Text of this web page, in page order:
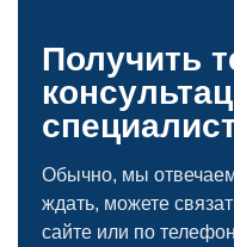
Получить
Обычно, мы
ждать, можете
сайте или по